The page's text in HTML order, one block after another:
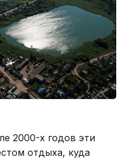
2000-х годов эти
отдыха, куда